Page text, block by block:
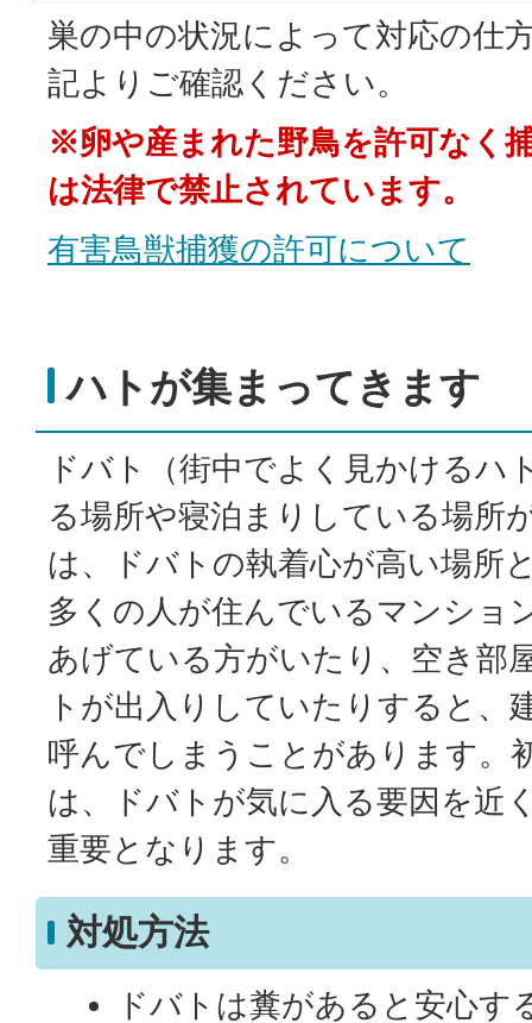
巣の中の状況によって対応の仕
記よりご確認ください。
※卵や産まれた野鳥を許可なく
は法律で禁止されています。
有害鳥獣捕獲の許可について
ハトが集まってきます
ドバト（街中でよく見かけるハ
る場所や寝泊まりしている場所
は、ドバトの執着心が高い場所
多くの人が住んでいるマンショ
あげている方がいたり、空き部
トが出入りしていたりすると、
呼んでしまうことがあります。
は、ドバトが気に入る要因を近
重要となります。
対処方法
ドバトは糞があると安心す